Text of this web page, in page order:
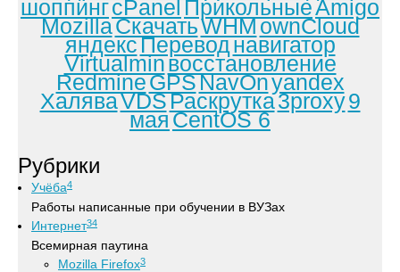
шоппингcPanelПрикольныеAmigo
MozillaСкачатьWHMownCloud
яндексПереводнавигатор
Virtualminвосстановление
RedmineGPSNavOnyandex
ХаляваVDSРаскрутка3proxy9
маяCentOS 6
Рубрики
Учёба4
Работы написанные при обучении в ВУЗах
Интернет34
Всемирная паутина
Mozilla Firefox3